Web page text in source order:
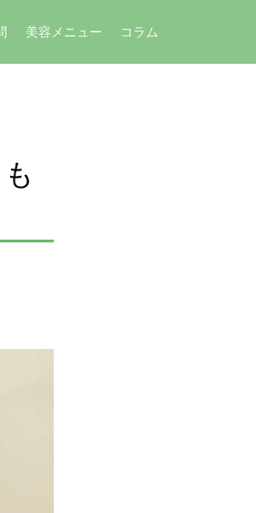
美容メニュー コラム